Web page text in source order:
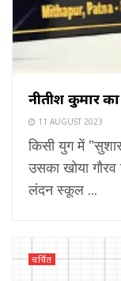
नीतीश कुमार का
11 AUGUST 2023
किसी युग में
उसका खोया गौरव
लंदन स्कूल ...
चर्चित